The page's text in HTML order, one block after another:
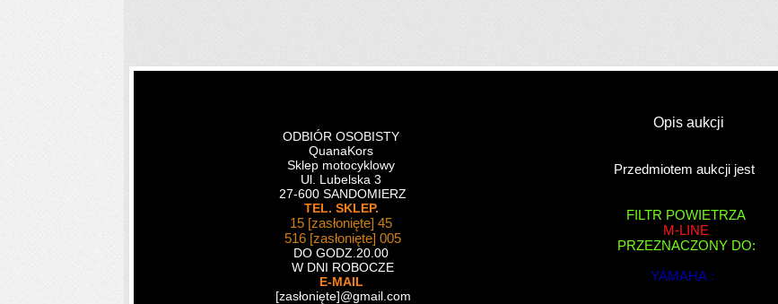
ODBIÓR OSOBISTY
QuanaKors
Sklep motocyklowy
Ul. Lubelska 3
27-600 SANDOMIERZ
TEL. SKLEP.
15 [zasłonięte] 45
516 [zasłonięte] 005
DO GODZ.20.00
W DNI ROBOCZE
E-MAIL
[zasłonięte]@gmail.com
Opis aukcji
Przedmiotem aukcji jest
FILTR POWIETRZA
M-LINE
PRZEZNACZONY DO:
YAMAHA :